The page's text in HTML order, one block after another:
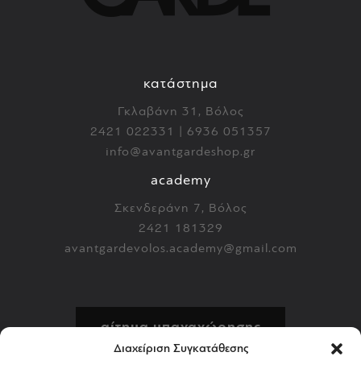
Διαχείριση Συγκατάθεσης
κατάστημα
Γκλαβάνη 31, Βόλος
2421 022331 | 6936 051357
info@avantgardeshop.gr
academy
Σκενδεράνη 7, Βόλος
2421 181329
avantgardevolos.academy@gmail.com
αίτημα υπαναχώρησης